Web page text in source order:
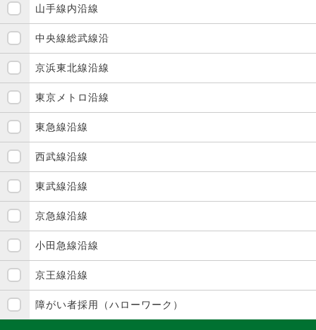
山手線内沿線
中央線総武線沿
京浜東北線沿線
東京メトロ沿線
東急線沿線
西武線沿線
東武線沿線
京急線沿線
小田急線沿線
京王線沿線
障がい者採用（ハローワーク）